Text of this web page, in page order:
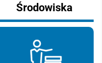
Środowiska